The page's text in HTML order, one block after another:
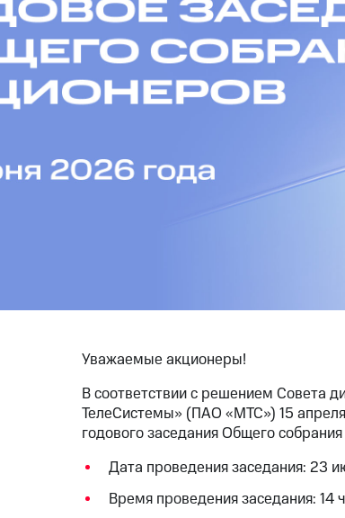
Уважаемые акционеры!
В соответствии с решением Совета
ТелеСистемы» (ПАО «МТС») 15
годового заседания Общего
Дата проведения заседания: 23
Время проведения заседания: